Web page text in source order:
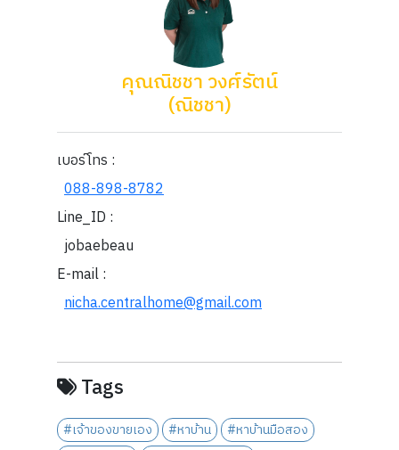
คุณณิชชา วงศ์รัตน์
(ณิชชา)
เบอร์โทร :
088-898-8782
Line_ID :
jobaebeau
E-mail :
nicha.centralhome@gmail.com
Tags
#เจ้าของขายเอง #หาบ้าน
#หาบ้านมือสอง